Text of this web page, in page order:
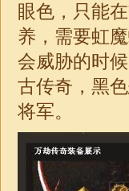
眼色，只能
养，需要虹
会威胁的时
古传奇，黑
将军。